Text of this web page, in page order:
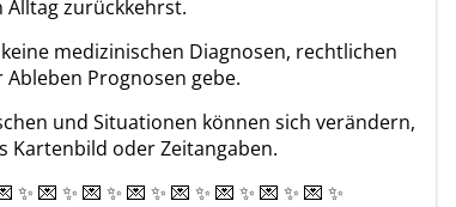
Alltag zurückkehrst.
medizinischen Diagnosen, rechtlichen
Prognosen gebe.
und Situationen können sich verändern,
Kartenbild oder Zeitangaben.
✨ 💌 ✨ 💌 ✨ 💌 ✨ 💌 ✨ 💌 ✨ 💌 ✨ 💌 ✨